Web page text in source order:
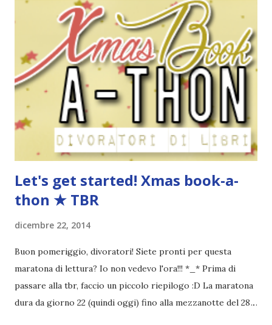
trovare sotto l'albero di Natale? Uhm, ne vorrei così tanti
che non saprei proprio decidere! Gli unici che desideravo
molto erano Ladri di sogni, Le cronache di Magnus Bane e
Magisterium . I primi due li ho già comprati, quindi non mi
dispiacerebbe trovare sotto l'albero il libro della Clare e
della Black *^* Un altro libro che mi piacerebbe è The
Young Elite della Lu..però non sono sicura di essere in
grado di leggerlo. ♫ Rud...
Let's get started! Xmas book-a-
thon ★ TBR
dicembre 22, 2014
Buon pomeriggio, divoratori! Siete pronti per questa
maratona di lettura? Io non vedevo l'ora!!! *_* Prima di
passare alla tbr, faccio un piccolo riepilogo :D La maratona
dura da giorno 22 (quindi oggi) fino alla mezzanotte del 28 .